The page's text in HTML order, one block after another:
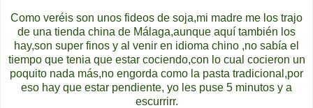
Como veréis son unos fideos de soja,mi madre me los trajo
de una tienda china de Málaga,aunque aquí también los
hay,son super finos y al venir en idioma chino ,no sabía el
tiempo que tenia que estar cociendo,con lo cual cocieron un
poquito nada más,no engorda como la pasta tradicional,por
eso hay que estar pendiente, yo les puse 5 minutos y a
escurrirr.